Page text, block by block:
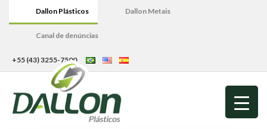
Dallon Plásticos Dallon Metais
Canal de denúncias
+55 (43) 3255-7500